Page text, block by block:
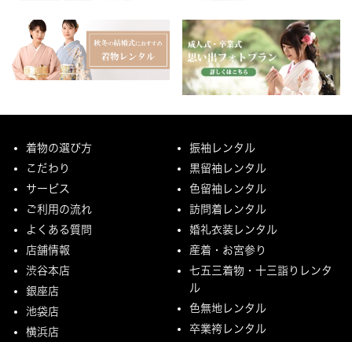
着物の選び方
こだわり
サービス
ご利用の流れ
よくある質問
店舗情報
渋谷本店
銀座店
池袋店
横浜店
振袖レンタル
黒留袖レンタル
色留袖レンタル
訪問着レンタル
婚礼衣装レンタル
産着・お宮参り
七五三着物・十三詣りレンタ
ル
色無地レンタル
卒業袴レンタル